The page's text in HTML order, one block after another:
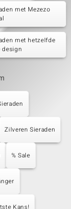
met Mezezo
met hetzelfde
design
Zilveren Sieraden
% Sale
Kans!